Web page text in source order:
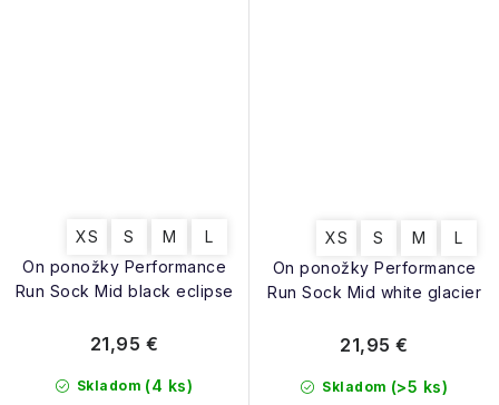
On ponožky Performance
Run Sock Mid black eclipse
XS S M L
Skladom (4 ks)
21,95 €
On ponožky Performance
Run Sock Mid white glacier
XS S M L
Skladom (>5 ks)
21,95 €